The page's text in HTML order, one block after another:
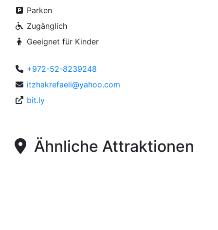
Parken
Zugänglich
Geeignet für Kinder
+972-52-8239248
itzhakrefaeli@yahoo.com
bit.ly
Ähnliche Attraktionen